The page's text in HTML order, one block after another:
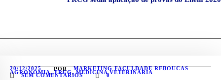
20/12/2025 POR MARKETING FACULDADE REBOUCAS
AGRONOMIA, FRCG, MEDICINA VETERINÁRIA
SEM COMENTÁRIOS 0